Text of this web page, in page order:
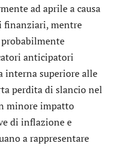
ad aprile a causa
finanziari, mentre
anticipatori
interna superiore alle
perdita di slancio nel
minore impatto
di inflazione e
a rappresentare